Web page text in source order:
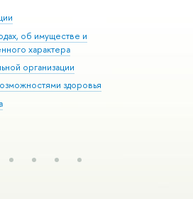
об имуществе и
характера
организации
здоровья